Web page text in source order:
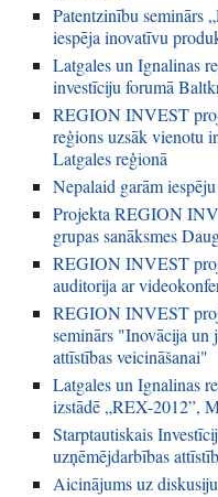
Patentzinību seminārs
iespēja inovatīvu
Latgales un Ignalinas
investīciju forumā
REGION INVEST
reģions uzsāk vienotu
Latgales reģionā
Nepalaid garām
Projekta REGION
grupas sanāksmes
REGION INVEST
auditorija ar
REGION INVEST
seminārs "Inovācija un
attīstības veicināšanai"
Latgales un Ignalinas
izstādē „REX-2012”,
Starptautiskais
uzņēmējdarbības
Aicinājums uz